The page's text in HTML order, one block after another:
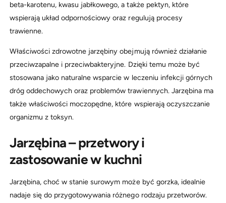
beta-karotenu, kwasu jabłkowego, a także pektyn, które
wspierają układ odpornościowy oraz regulują procesy
trawienne.
Właściwości zdrowotne jarzębiny obejmują również działanie
przeciwzapalne i przeciwbakteryjne. Dzięki temu może być
stosowana jako naturalne wsparcie w leczeniu infekcji górnych
dróg oddechowych oraz problemów trawiennych. Jarzębina ma
także właściwości moczopędne, które wspierają oczyszczanie
organizmu z toksyn.
Jarzębina – przetwory i
zastosowanie w kuchni
Jarzębina, choć w stanie surowym może być gorzka, idealnie
nadaje się do przygotowywania różnego rodzaju przetworów.